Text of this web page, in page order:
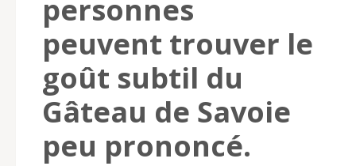
personnes
peuvent trouver le
goût subtil du
Gâteau de Savoie
peu prononcé.